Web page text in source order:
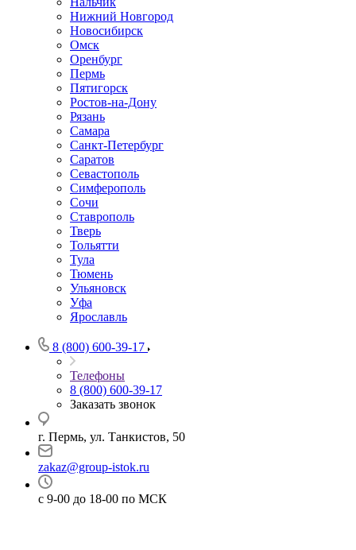
Нижний Новгород
Новосибирск
Омск
Оренбург
Пермь
Пятигорск
Ростов-на-Дону
Рязань
Самара
Санкт-Петербург
Саратов
Севастополь
Симферополь
Сочи
Ставрополь
Тверь
Тольятти
Тула
Тюмень
Ульяновск
Уфа
Ярославль
8 (800) 600-39-17
Телефоны
8 (800) 600-39-17
Заказать звонок
г. Пермь, ул. Танкистов, 50
zakaz@group-istok.ru
с 9-00 до 18-00 по МСК